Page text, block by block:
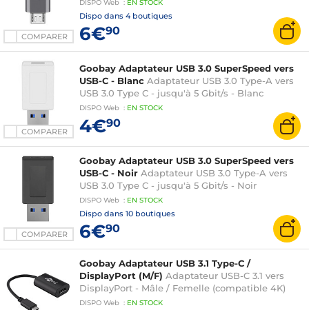
COMPARER
DISPO Web : EN STOCK
Dispo dans 4 boutiques
6€90
COMPARER
Goobay Adaptateur USB 3.0 SuperSpeed vers
USB-C - Blanc Adaptateur USB 3.0 Type-A vers
USB 3.0 Type C - jusqu'à 5 Gbit/s - Blanc
DISPO Web : EN STOCK
4€90
COMPARER
Goobay Adaptateur USB 3.0 SuperSpeed vers
USB-C - Noir Adaptateur USB 3.0 Type-A vers
USB 3.0 Type C - jusqu'à 5 Gbit/s - Noir
DISPO Web : EN STOCK
Dispo dans 10 boutiques
6€90
Goobay Adaptateur USB 3.1 Type-C /
DisplayPort (M/F) Adaptateur USB-C 3.1 vers
DisplayPort - Mâle / Femelle (compatible 4K)
DISPO Web : EN STOCK